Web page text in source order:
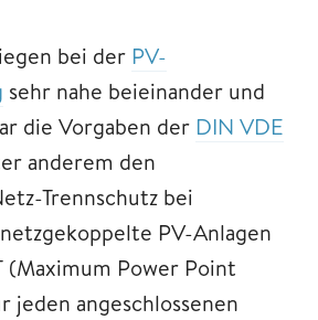
bei der PV-
sehr nahe beieinander und
die Vorgaben der DIN VDE
anderem den
Trennschutz bei
PV-Anlagen
(Maximum Power Point
jeden angeschlossenen